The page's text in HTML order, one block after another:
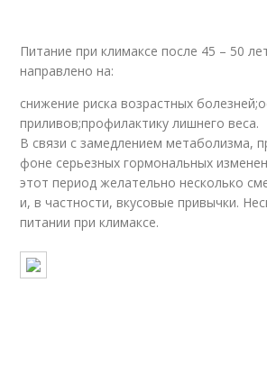
Питание при климаксе после 45 – 50
направлено на:
снижение риска возрастных
приливов;профилактику лишнего веса.
В связи с замедлением метаболизма,
фоне серьезных гормональных
этот период желательно несколько
и, в частности, вкусовые привычки.
питании при климаксе.